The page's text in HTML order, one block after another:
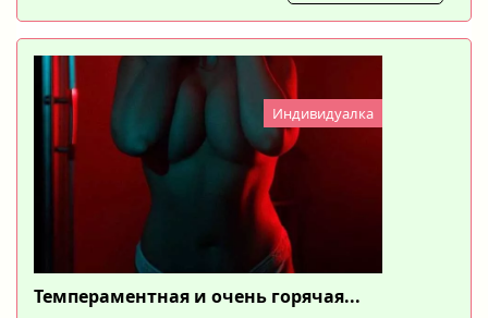
Индивидуалка
Темпераментная и очень горячая...